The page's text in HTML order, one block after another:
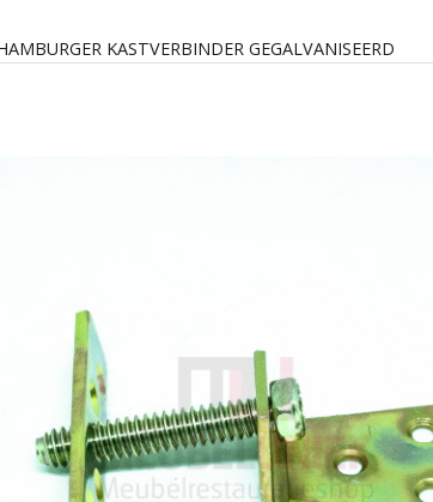
KASTVERBINDER GEGALVANISEERD